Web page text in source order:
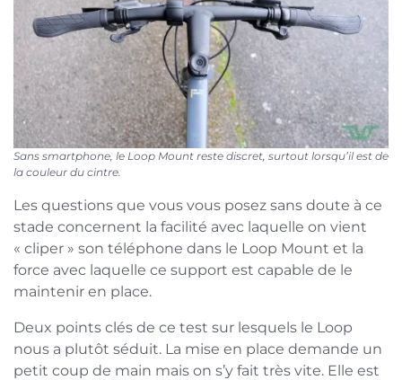
Sans smartphone, le Loop Mount reste discret, surtout lorsqu’il est de
la couleur du cintre.
Les questions que vous vous posez sans doute à ce
stade concernent la facilité avec laquelle on vient
« cliper » son téléphone dans le Loop Mount et la
force avec laquelle ce support est capable de le
maintenir en place.
Deux points clés de ce test sur lesquels le Loop
nous a plutôt séduit. La mise en place demande un
petit coup de main mais on s’y fait très vite. Elle est